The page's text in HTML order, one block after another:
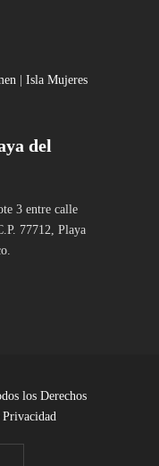
Isla Mujeres
del
3 entre calle
77712, Playa
los Derechos